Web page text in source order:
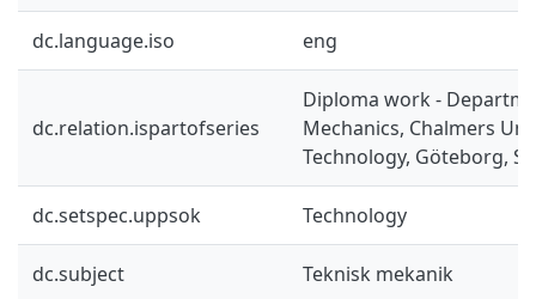
dc.language.iso eng
dc.relation.ispartofseries
Diploma work -
Mechanics, Chalmers
Technology, Göteborg,
dc.setspec.uppsok Technology
dc.subject Teknisk mekanik